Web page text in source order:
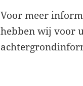
Voor meer
hebben wij voor